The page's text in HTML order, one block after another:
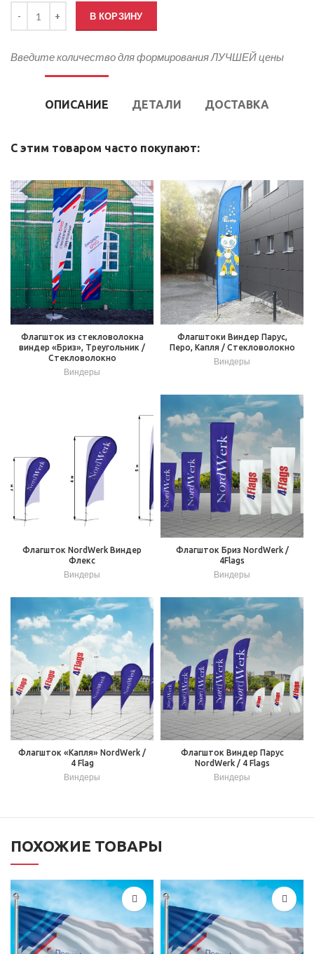
В КОРЗИНУ
Введите количество для формирования ЛУЧШЕЙ цены
ОПИСАНИЕ ДЕТАЛИ ДОСТАВКА
С этим товаром часто покупают:
Флагшток из стекловолокна
виндер «Бриз», Треугольник /
Стекловолокно
Виндеры
Флагштоки Виндер Парус,
Перо, Капля / Стекловолокно
Виндеры
Флагшток NordWerk Виндер
Флекс
Виндеры
Флагшток Бриз NordWerk /
4Flags
Виндеры
Флагшток «Капля» NordWerk /
4 Flag
Виндеры
Флагшток Виндер Парус
NordWerk / 4 Flags
Виндеры
ПОХОЖИЕ ТОВАРЫ